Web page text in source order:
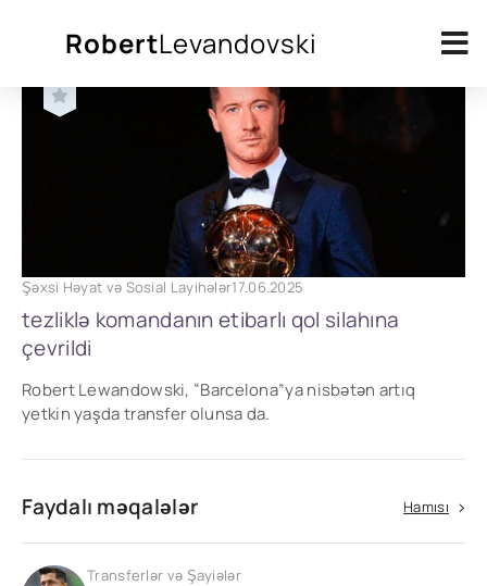
RobertLevandovski
Levandovski»Tag cloud» Barcelona
Şəxsi Həyat və Sosial Layihələr17.06.2025
tezliklə komandanın etibarlı qol silahına
çevrildi
Robert Lewandowski, “Barcelona”ya nisbətən artıq
yetkin yaşda transfer olunsa da.
Faydalı məqalələr Hamısı
Transferlər və Şayiələr